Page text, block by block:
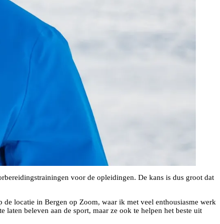
voor de opleidingen. De kans is dus groot dat
de locatie in Bergen op Zoom, waar ik met veel enthousiasme werk
beleven aan de sport, maar ze ook te helpen het beste uit